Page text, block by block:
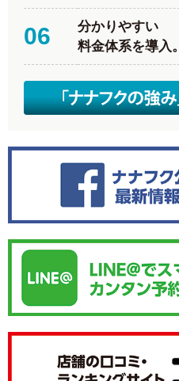
06
分かりやすい
料金体系を導入。